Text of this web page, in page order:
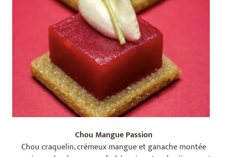
Chou Mangue Passion
Chou craquelin, crémeux mangue et ganache montée